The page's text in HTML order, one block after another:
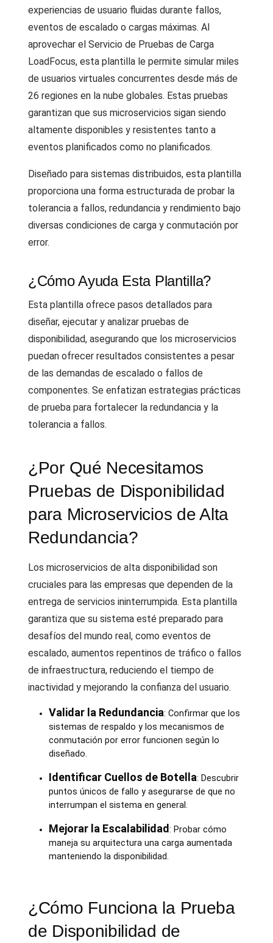
experiencias de usuario fluidas durante fallos,
eventos de escalado o cargas máximas. Al
aprovechar el Servicio de Pruebas de Carga
LoadFocus, esta plantilla le permite simular miles
de usuarios virtuales concurrentes desde más de
26 regiones en la nube globales. Estas pruebas
garantizan que sus microservicios sigan siendo
altamente disponibles y resistentes tanto a
eventos planificados como no planificados.
Diseñado para sistemas distribuidos, esta plantilla
proporciona una forma estructurada de probar la
tolerancia a fallos, redundancia y rendimiento bajo
diversas condiciones de carga y conmutación por
error.
¿Cómo Ayuda Esta Plantilla?
Esta plantilla ofrece pasos detallados para
diseñar, ejecutar y analizar pruebas de
disponibilidad, asegurando que los microservicios
puedan ofrecer resultados consistentes a pesar
de las demandas de escalado o fallos de
componentes. Se enfatizan estrategias prácticas
de prueba para fortalecer la redundancia y la
tolerancia a fallos.
¿Por Qué Necesitamos
Pruebas de Disponibilidad
para Microservicios de Alta
Redundancia?
Los microservicios de alta disponibilidad son
cruciales para las empresas que dependen de la
entrega de servicios ininterrumpida. Esta plantilla
garantiza que su sistema esté preparado para
desafíos del mundo real, como eventos de
escalado, aumentos repentinos de tráfico o fallos
de infraestructura, reduciendo el tiempo de
inactividad y mejorando la confianza del usuario.
Validar la Redundancia: Confirmar que los
sistemas de respaldo y los mecanismos de
conmutación por error funcionen según lo
diseñado.
Identificar Cuellos de Botella: Descubrir
puntos únicos de fallo y asegurarse de que no
interrumpan el sistema en general.
Mejorar la Escalabilidad : Probar cómo
maneja su arquitectura una carga aumentada
manteniendo la disponibilidad.
¿Cómo Funciona la Prueba
de Disponibilidad de